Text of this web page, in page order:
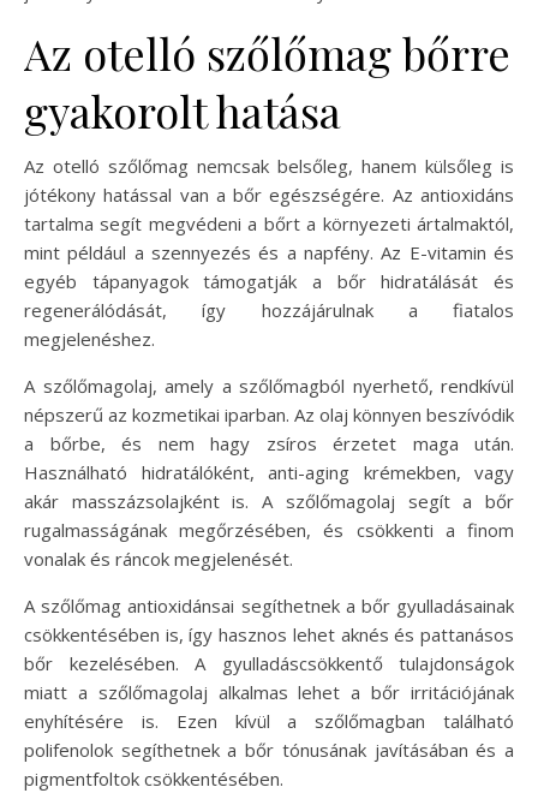
Az otelló szőlőmag bőrre
gyakorolt hatása
Az otelló szőlőmag nemcsak belsőleg, hanem külsőleg is
jótékony hatással van a bőr egészségére. Az antioxidáns
tartalma segít megvédeni a bőrt a környezeti ártalmaktól,
mint például a szennyezés és a napfény. Az E-vitamin és
egyéb tápanyagok támogatják a bőr hidratálását és
regenerálódását, így hozzájárulnak a fiatalos
megjelenéshez.
A szőlőmagolaj, amely a szőlőmagból nyerhető, rendkívül
népszerű az kozmetikai iparban. Az olaj könnyen beszívódik
a bőrbe, és nem hagy zsíros érzetet maga után.
Használható hidratálóként, anti-aging krémekben, vagy
akár masszázsolajként is. A szőlőmagolaj segít a bőr
rugalmasságának megőrzésében, és csökkenti a finom
vonalak és ráncok megjelenését.
A szőlőmag antioxidánsai segíthetnek a bőr gyulladásainak
csökkentésében is, így hasznos lehet aknés és pattanásos
bőr kezelésében. A gyulladáscsökkentő tulajdonságok
miatt a szőlőmagolaj alkalmas lehet a bőr irritációjának
enyhítésére is. Ezen kívül a szőlőmagban található
polifenolok segíthetnek a bőr tónusának javításában és a
pigmentfoltok csökkentésében.